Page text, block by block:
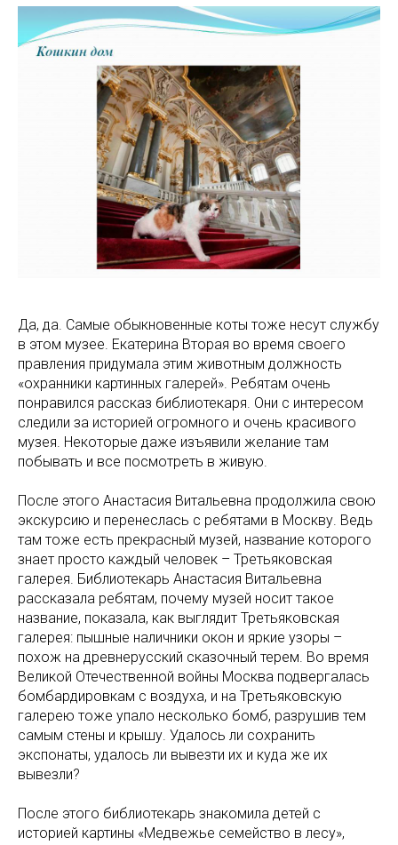
Да, да. Самые обыкновенные коты тоже несут службу
в этом музее. Екатерина Вторая во время своего
правления придумала этим животным должность
«охранники картинных галерей». Ребятам очень
понравился рассказ библиотекаря. Они с интересом
следили за историей огромного и очень красивого
музея. Некоторые даже изъявили желание там
побывать и все посмотреть в живую.
После этого Анастасия Витальевна продолжила свою
экскурсию и перенеслась с ребятами в Москву. Ведь
там тоже есть прекрасный музей, название которого
знает просто каждый человек – Третьяковская
галерея. Библиотекарь Анастасия Витальевна
рассказала ребятам, почему музей носит такое
название, показала, как выглядит Третьяковская
галерея: пышные наличники окон и яркие узоры –
похож на древнерусский сказочный терем. Во время
Великой Отечественной войны Москва подвергалась
бомбардировкам с воздуха, и на Третьяковскую
галерею тоже упало несколько бомб, разрушив тем
самым стены и крышу. Удалось ли сохранить
экспонаты, удалось ли вывезти их и куда же их
вывезли?
После этого библиотекарь знакомила детей с
историей картины «Медвежье семейство в лесу»,